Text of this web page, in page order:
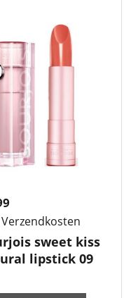
sweet kiss
lipstick 09